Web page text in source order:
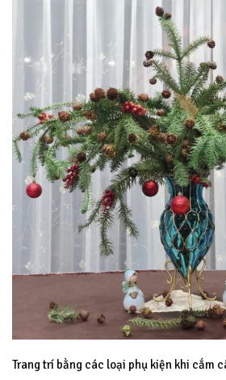
Trang trí bằng các loại phụ kiện khi cắm